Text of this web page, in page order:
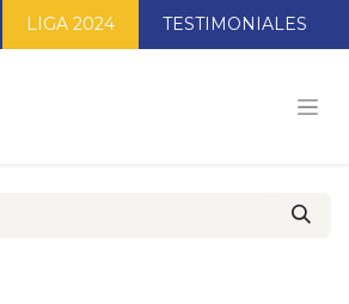
LIGA 2024 TESTIMONIALES